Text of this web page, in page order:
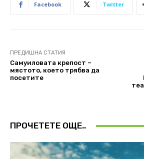
Facebook Twitter
ПРЕДИШНА СТАТИЯ
Самуиловата крепост –
мястото, което трябва да
посетите
ПРОЧЕТЕТЕ ОЩЕ..